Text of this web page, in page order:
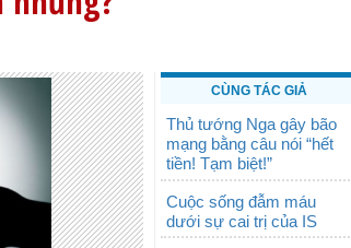
CÙNG TÁC GIẢ
Thủ tướng Nga gây bão
mạng bằng câu nói “hết
tiền! Tạm biệt!”
Cuộc sống đẫm máu
dưới sự cai trị của IS